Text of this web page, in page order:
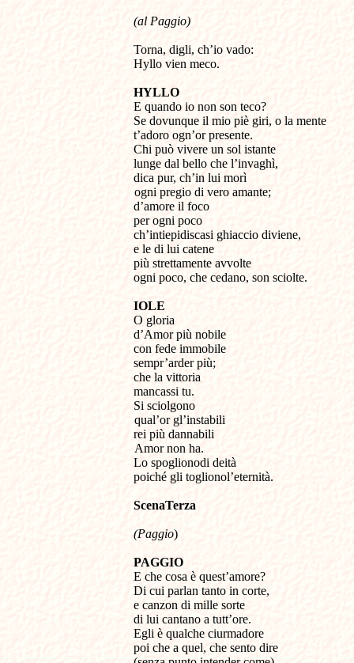
(al Paggio)
Torna, digli, ch’io vado:
Hyllo vien meco.
HYLLO
E quando io non son teco?
Se dovunque il mio piè giri, o la mente
t’adoro ogn’or presente.
Chi può vivere un sol istante
lunge dal bello che l’invaghì,
dica pur, ch’in lui morì
ogni pregio di vero amante;
d’amore il foco
per ogni poco
ch’intiepidiscasi ghiaccio diviene,
e le di lui catene
più strettamente avvolte
ogni poco, che cedano, son sciolte.
IOLE
O gloria
d’Amor più nobile
con fede immobile
sempr’arder più;
che la vittoria
mancassi tu.
Si sciolgono
qual’or gl’instabili
rei più dannabili
Amor non ha.
Lo spoglionodi deità
poiché gli toglionol’eternità.
ScenaTerza
(Paggio)
PAGGIO
E che cosa è quest’amore?
Di cui parlan tanto in corte,
e canzon di mille sorte
di lui cantano a tutt’ore.
Egli è qualche ciurmadore
poi che a quel, che sento dire